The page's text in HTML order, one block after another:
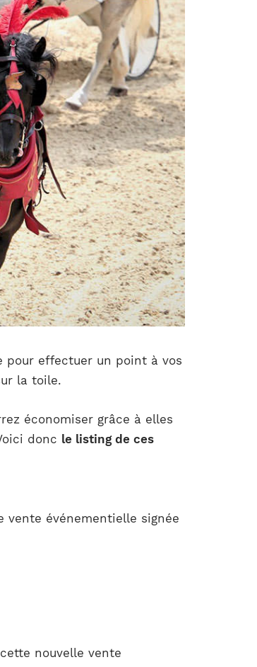
pour effectuer un point à vos
la toile.
économiser grâce à elles
donc le listing de ces
vente événementielle signée
nouvelle vente